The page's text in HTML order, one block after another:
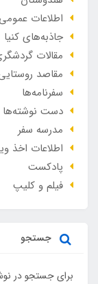
اطلاعات عمومی
جاذبه‌های کنیا
مقالات
مقاصد
سفرنامه‌ها
دست نوشته‌ها
مدرسه سفر
اطلاعات اخذ
پادکست
فیلم و کلیپ
جستجو
برای جستجو در